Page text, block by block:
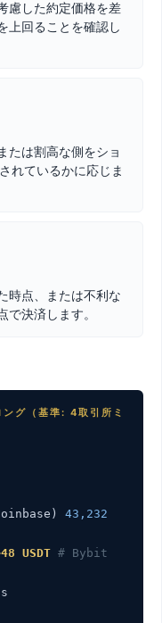
慮した約定価格を差
上回ることを確認し
たは割高な側をショ
れているかに応じま
時点、または不利な
決済します。
グ（基準: 4取引所ミ
43,232
USDT # Bybit